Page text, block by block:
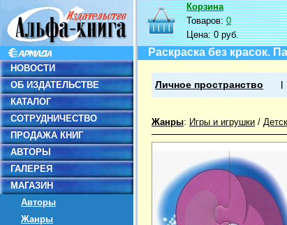
НОВОСТИ
ОБ ИЗДАТЕЛЬСТВЕ
КАТАЛОГ
СОТРУДНИЧЕСТВО
ПРОДАЖА КНИГ
АВТОРЫ
ГАЛЕРЕЯ
МАГАЗИН
Авторы
Жанры
Корзина
Товаров:0
Цена:0 руб.
Раскраска без красок.
Личное пространство
Жанры: Игры и игрушки /